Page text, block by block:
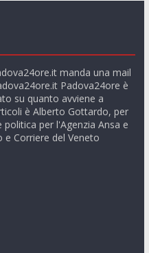
manda una mail
Padova24ore è
su quanto avviene a
è Alberto Gottardo, per
per l'Agenzia Ansa e
e Corriere del Veneto